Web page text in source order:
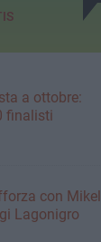
a ottobre:
finalisti
con Mikel
Lagonigro